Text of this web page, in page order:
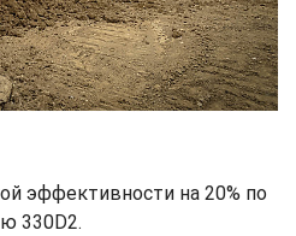
эффективности на 20% по
330D2.